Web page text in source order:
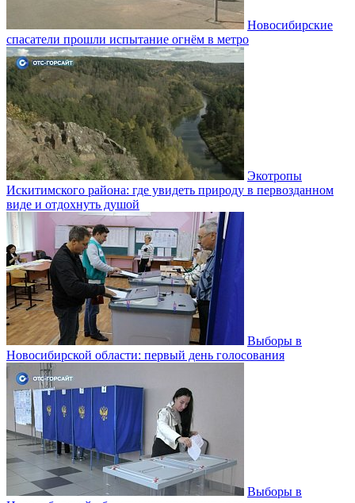
Новосибирские
спасатели прошли испытание огнём в метро
Экотропы
Искитимского района: где увидеть природу в первозданном
виде и отдохнуть душой
Выборы в
Новосибирской области: первый день голосования
Выборы в